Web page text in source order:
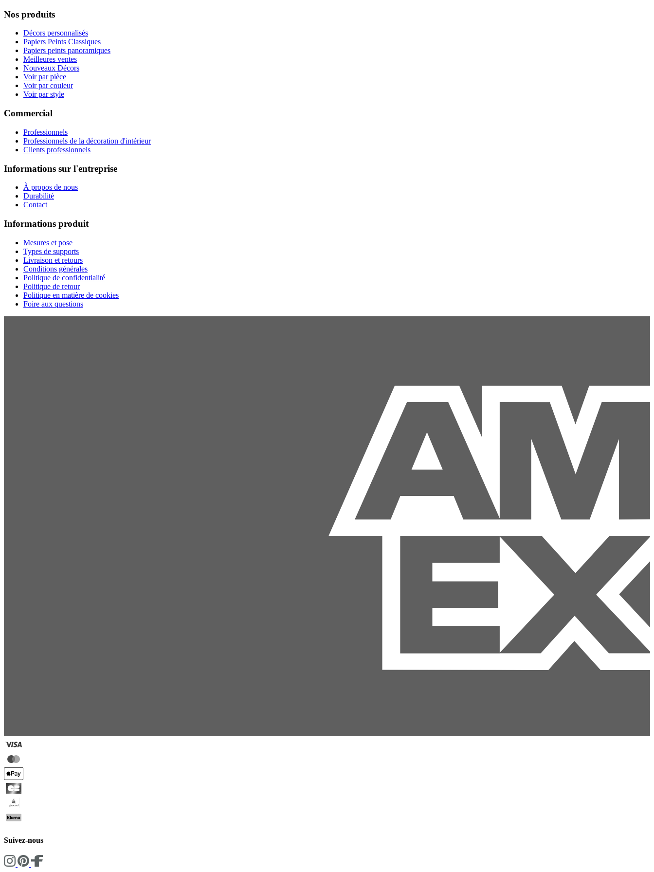
Nos produits
Décors personnalisés
Papiers Peints Classiques
Papiers peints panoramiques
Meilleures ventes
Nouveaux Décors
Voir par pièce
Voir par couleur
Voir par style
Commercial
Professionnels
Professionnels de la décoration d'intérieur
Clients professionnels
Informations sur l'entreprise
À propos de nous
Durabilité
Contact
Informations produit
Mesures et pose
Types de supports
Livraison et retours
Conditions générales
Politique de confidentialité
Politique de retour
Politique en matière de cookies
Foire aux questions
Suivez-nous